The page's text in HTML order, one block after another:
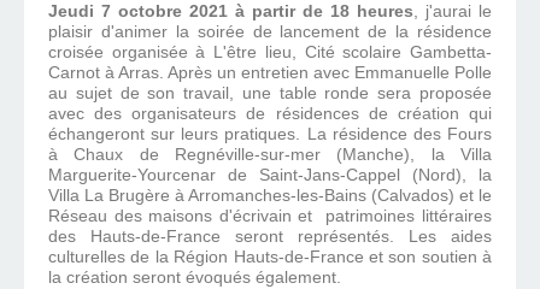
Jeudi 7 octobre 2021 à partir de 18 heures, j'aurai le
plaisir d'animer la soirée de lancement de la résidence
croisée organisée à L'être lieu, Cité scolaire Gambetta-
Carnot à Arras. Après un entretien avec Emmanuelle Polle
au sujet de son travail, une table ronde sera proposée
avec des organisateurs de résidences de création qui
échangeront sur leurs pratiques. La résidence des Fours
à Chaux de Regnéville-sur-mer (Manche), la Villa
Marguerite-Yourcenar de Saint-Jans-Cappel (Nord), la
Villa La Brugère à Arromanches-les-Bains (Calvados) et le
Réseau des maisons d'écrivain et patrimoines littéraires
des Hauts-de-France seront représentés. Les aides
culturelles de la Région Hauts-de-France et son soutien à
la création seront évoqués également.